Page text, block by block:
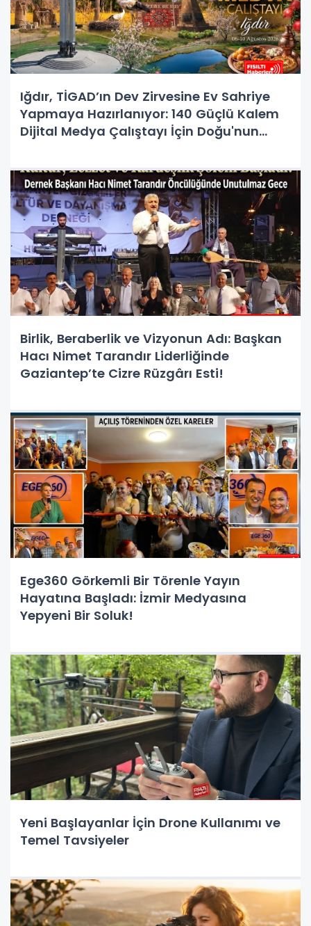
Iğdır, TİGAD’ın Dev Zirvesine Ev Sahriye
Yapmaya Hazırlanıyor: 140 Güçlü Kalem
Dijital Medya Çalıştayı İçin Doğu'nun
Birlik, Beraberlik ve Vizyonun Adı: Başkan
Hacı Nimet Tarandır Liderliğinde
Gaziantep’te Cizre Rüzgârı Esti!
Ege360 Görkemli Bir Törenle Yayın
Hayatına Başladı: İzmir Medyasına
Yepyeni Bir Soluk!
Yeni Başlayanlar İçin Drone Kullanımı ve
Temel Tavsiyeler